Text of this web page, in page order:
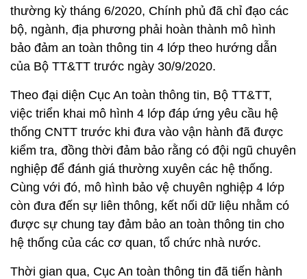
thường kỳ tháng 6/2020, Chính phủ đã chỉ đạo các
bộ, ngành, địa phương phải hoàn thành mô hình
bảo đảm an toàn thông tin 4 lớp theo hướng dẫn
của Bộ TT&TT trước ngày 30/9/2020.
Theo đại diện Cục An toàn thông tin, Bộ TT&TT,
việc triển khai mô hình 4 lớp đáp ứng yêu cầu hệ
thống CNTT trước khi đưa vào vận hành đã được
kiểm tra, đồng thời đảm bảo rằng có đội ngũ chuyên
nghiệp để đánh giá thường xuyên các hệ thống.
Cùng với đó, mô hình bảo vệ chuyên nghiệp 4 lớp
còn đưa đến sự liên thông, kết nối dữ liệu nhằm có
được sự chung tay đảm bảo an toàn thông tin cho
hệ thống của các cơ quan, tổ chức nhà nước.
Thời gian qua, Cục An toàn thông tin đã tiến hành